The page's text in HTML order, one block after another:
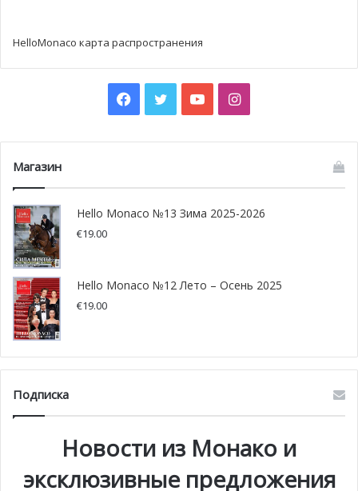
Экспозиция будет открыта для посетителей с
понедельника по пятницу до 1-го сентября по адресу
27 Avenue de la Costa. Вход свободный.
Фото: Art Côte d’Azur/Moretti Gallery
HelloMonaco карта распространения
Facebook
TwitterYouTubeInstagram
Магазин
Hello Monaco №13 Зима 2025-2026
€19.00
Hello Monaco №12 Лето – Осень 2025
€19.00
Подписка
Новости из Монако и
эксклюзивные предложения